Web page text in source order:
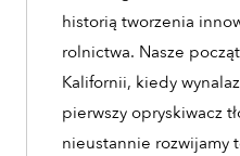
historią tworzenia
rolnictwa. Nasze
Kalifornii, kiedy
pierwszy opryskiwacz
nieustannie rozwijamy